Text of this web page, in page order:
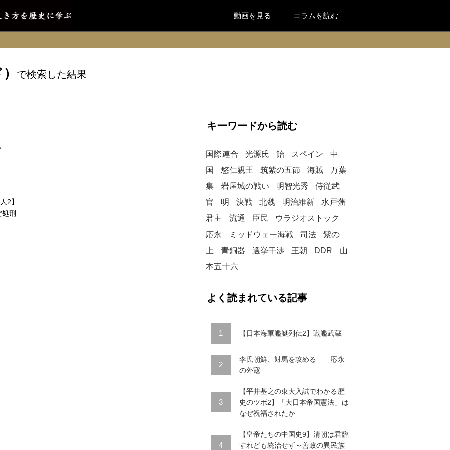
動画を見る コラムを読む
で検索した結果
2】
刑
キーワードから読む
国際連合 光源氏 飴 スペイン
中
国
悠仁親王 筑紫の五節 海賊
万葉
集
岩屋城の戦い 明智光秀
侍従武
官
明 決戦 北魏 明治維新
水戸藩
君主
流通 臣民
ウラジオストック
応永
ミッドウェー海戦 司法
紫の
上
青銅器 選挙干渉 王朝 DDR
山
本五十六
よく読まれている記事
1 【日本海軍艦艇列伝2】戦艦武蔵
2
李氏朝鮮、対馬を攻める――応永
の外寇
3
【平井基之の東大入試でわかる歴
史のツボ2】「大日本帝国憲法」は
なぜ祝福されたか
4
【皇帝たちの中国史9】清朝は君臨
すれども統治せず～善政の異民族